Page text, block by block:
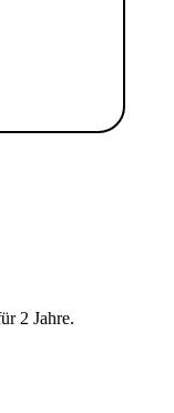
2 Jahre.